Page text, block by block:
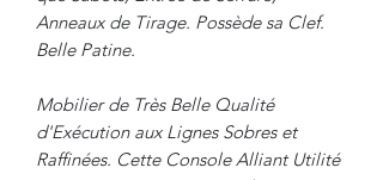
Anneaux de Tirage. Possède sa Clef.
Belle Patine.
Mobilier de Très Belle Qualité
d'Exécution aux Lignes Sobres et
Raffinées. Cette Console Alliant Utilité